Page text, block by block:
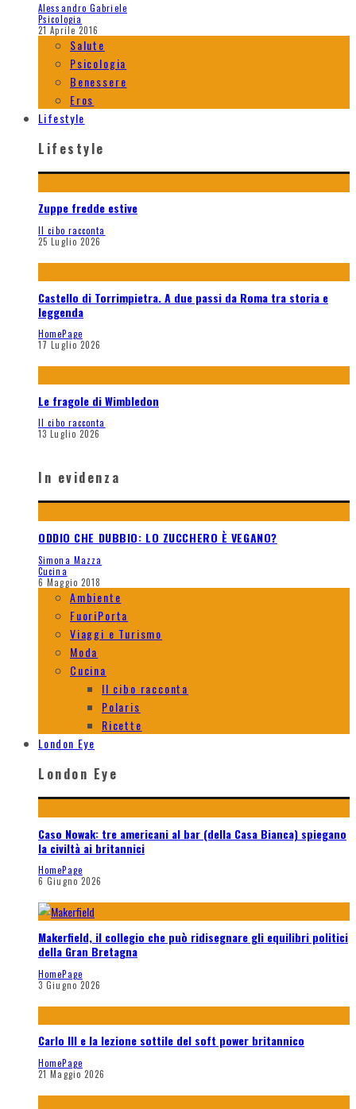
Alessandro Gabriele
Psicologia
21 Aprile 2016
Salute
Psicologia
Benessere
Eros
Lifestyle
Lifestyle
Zuppe fredde estive
Il cibo racconta
25 Luglio 2026
Castello di Torrimpietra. A due passi da Roma tra storia e
leggenda
HomePage
17 Luglio 2026
Le fragole di Wimbledon
Il cibo racconta
13 Luglio 2026
In evidenza
ODDIO CHE DUBBIO: LO ZUCCHERO È VEGANO?
Simona Mazza
Cucina
6 Maggio 2018
Ambiente
FuoriPorta
Viaggi e Turismo
Moda
Cucina
Il cibo racconta
Polaris
Ricette
London Eye
London Eye
Caso Nowak: tre americani al bar (della Casa Bianca) spiegano
la civiltà ai britannici
HomePage
6 Giugno 2026
Makerfield, il collegio che può ridisegnare gli equilibri politici
della Gran Bretagna
HomePage
3 Giugno 2026
Carlo III e la lezione sottile del soft power britannico
HomePage
21 Maggio 2026